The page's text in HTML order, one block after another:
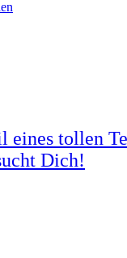
eines tollen
Dich!